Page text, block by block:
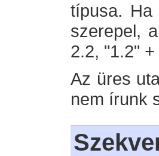
típusa. Ha
szerepel,
2.2, "1.2"
Az üres
nem írunk